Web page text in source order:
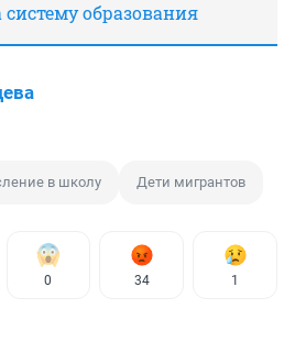
образования
в школу Дети мигрантов
0 34 1